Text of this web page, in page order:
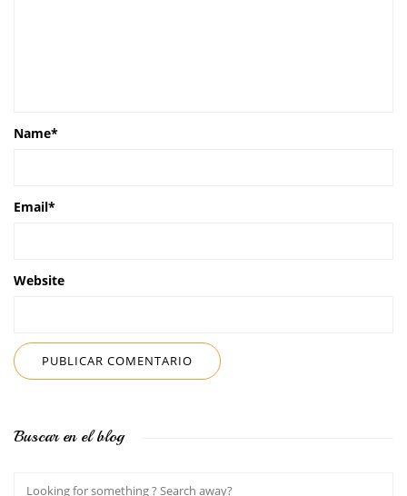
Name*
Email*
Website
Buscar en el blog